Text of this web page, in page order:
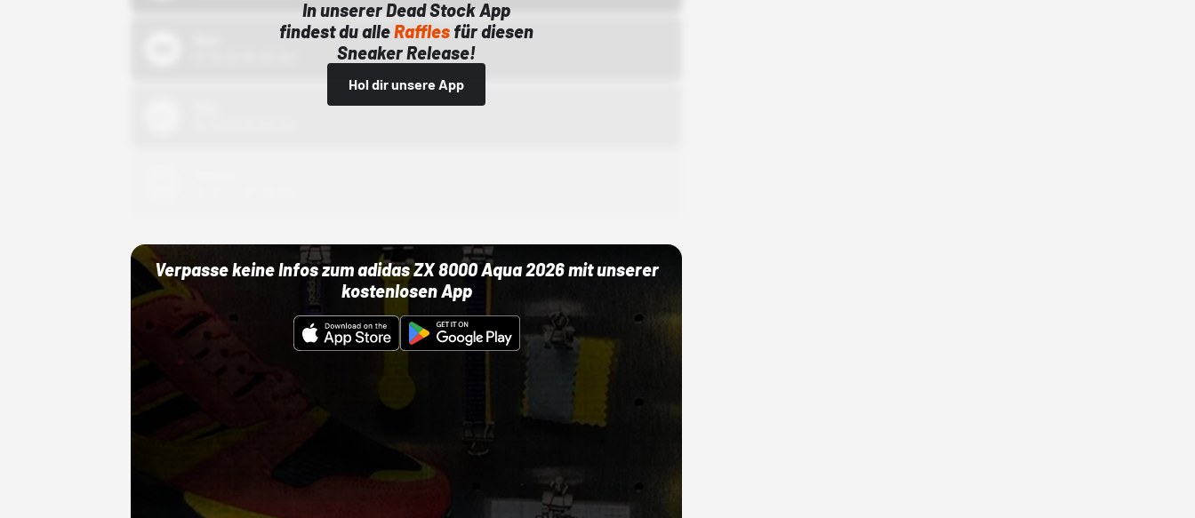
In unserer Dead Stock App
findest du alleRaffles für diesen
Sneaker Release!
Hol dir unsere App
Verpasse keine Infos zum adidas ZX 8000 Aqua 2026 mit unserer
kostenlosen App